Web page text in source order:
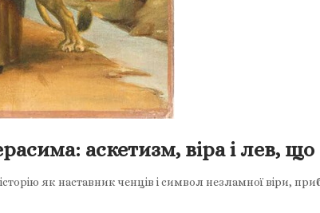
аскетизм, віра і лев,
як наставник ченців і символ незламної віри,